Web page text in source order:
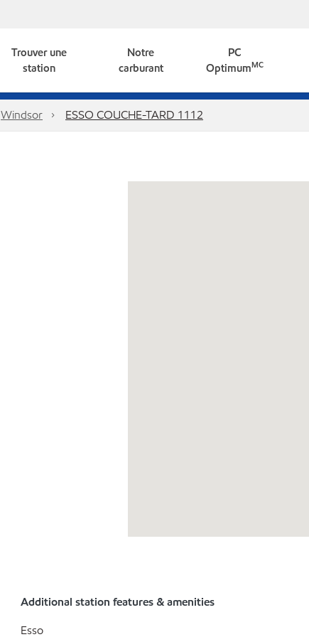
Trouver une
station
Notre
carburant
PC
OptimumMC
Windsor ESSO COUCHE-TARD 1112
Additional station features & amenities
Esso